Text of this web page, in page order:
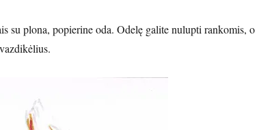
su plona, ​​popierine oda. Odelę galite nulupti rankomis, o